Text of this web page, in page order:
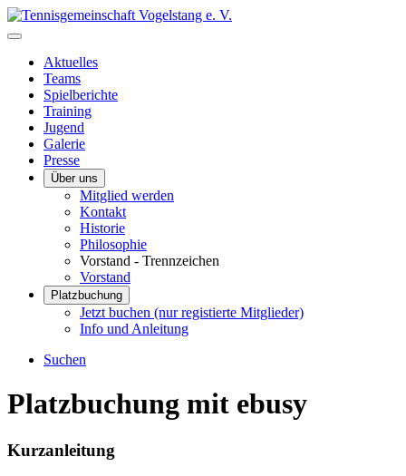
Aktuelles
Teams
Spielberichte
Training
Jugend
Galerie
Presse
Über uns
Mitglied werden
Kontakt
Historie
Philosophie
Vorstand - Trennzeichen
Vorstand
Platzbuchung
Jetzt buchen (nur registierte Mitglieder)
Info und Anleitung
Suchen
Platzbuchung mit ebusy
Kurzanleitung